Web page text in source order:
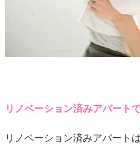
リノベーション済みアパート
リノベーション済みアパート